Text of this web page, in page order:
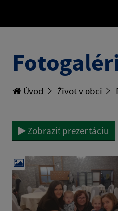
Úvod Život v obci
Zobraziť prezentáciu